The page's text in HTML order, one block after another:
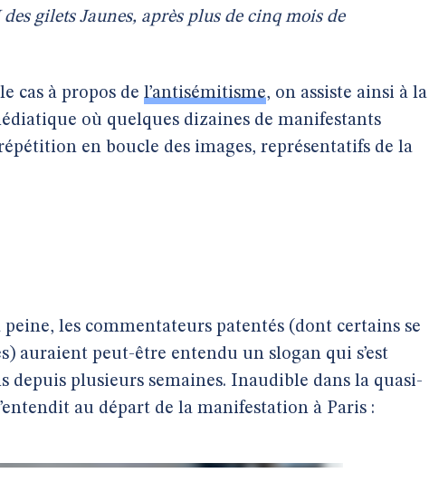
gilets Jaunes, après plus de cinq mois de
cas à propos de l’antisémitisme, on assiste ainsi à la
où quelques dizaines de manifestants
en boucle des images, représentatifs de la
les commentateurs patentés (dont certains se
auraient peut-être entendu un slogan qui s’est
depuis plusieurs semaines. Inaudible dans la quasi-
au départ de la manifestation à Paris :